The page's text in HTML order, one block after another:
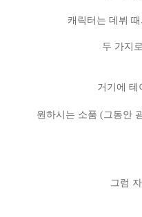
캐릭터는 데뷔
두 가지
거기에 테
원하시는 소품 (그동안
그럼